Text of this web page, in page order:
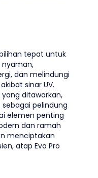
tepat untuk
dan melindungi
sinar UV.
ditawarkan,
pelindung
elemen penting
dan ramah
menciptakan
atap Evo Pro